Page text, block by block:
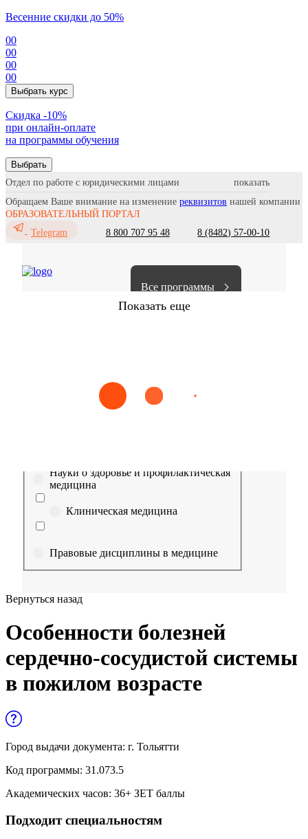
Весенние скидки до 50%
00
00
00
00
Выбрать курс
Cкидка -10%
при онлайн-оплате
на программы обучения
Выбрать
Отдел по работе с юридическими лицами
Обращаем Ваше внимание на изменение реквизитов нашей компании
ОБРАЗОВАТЕЛЬНЫЙ ПОРТАЛ
Telegram
8 800 707 95 48 8 (8482) 57-00-10
Все программы
Показать еще
Сестринское дело Эпидемиология Медицинская помощь
Выберите направление
Науки о здоровье и профилактическая
медицина
Клиническая медицина
Правовые дисциплины в медицине
Управленческие дисциплины в
медицине
науки
Социология и социальная работа
и служащих
История и археология
Вернуться назад
Особенности болезней
сердечно-сосудистой системы
в пожилом возрасте
Город выдачи документа: г. Тольятти
Код программы: 31.073.5
Академических часов: 36+ ЗЕТ баллы
Подходит специальностям